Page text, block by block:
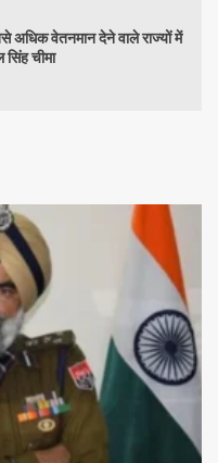
अधिक वेतनमान देने वाले राज्यों में
सिंह चीमा